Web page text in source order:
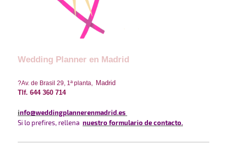
Wedding Planner en Madrid
?Av. de Brasil 29, 1ª planta, Madrid
Tlf. 644 360 714
info@weddingplannerenmadrid.es
Si lo prefires, rellena nuestro formulario de contacto